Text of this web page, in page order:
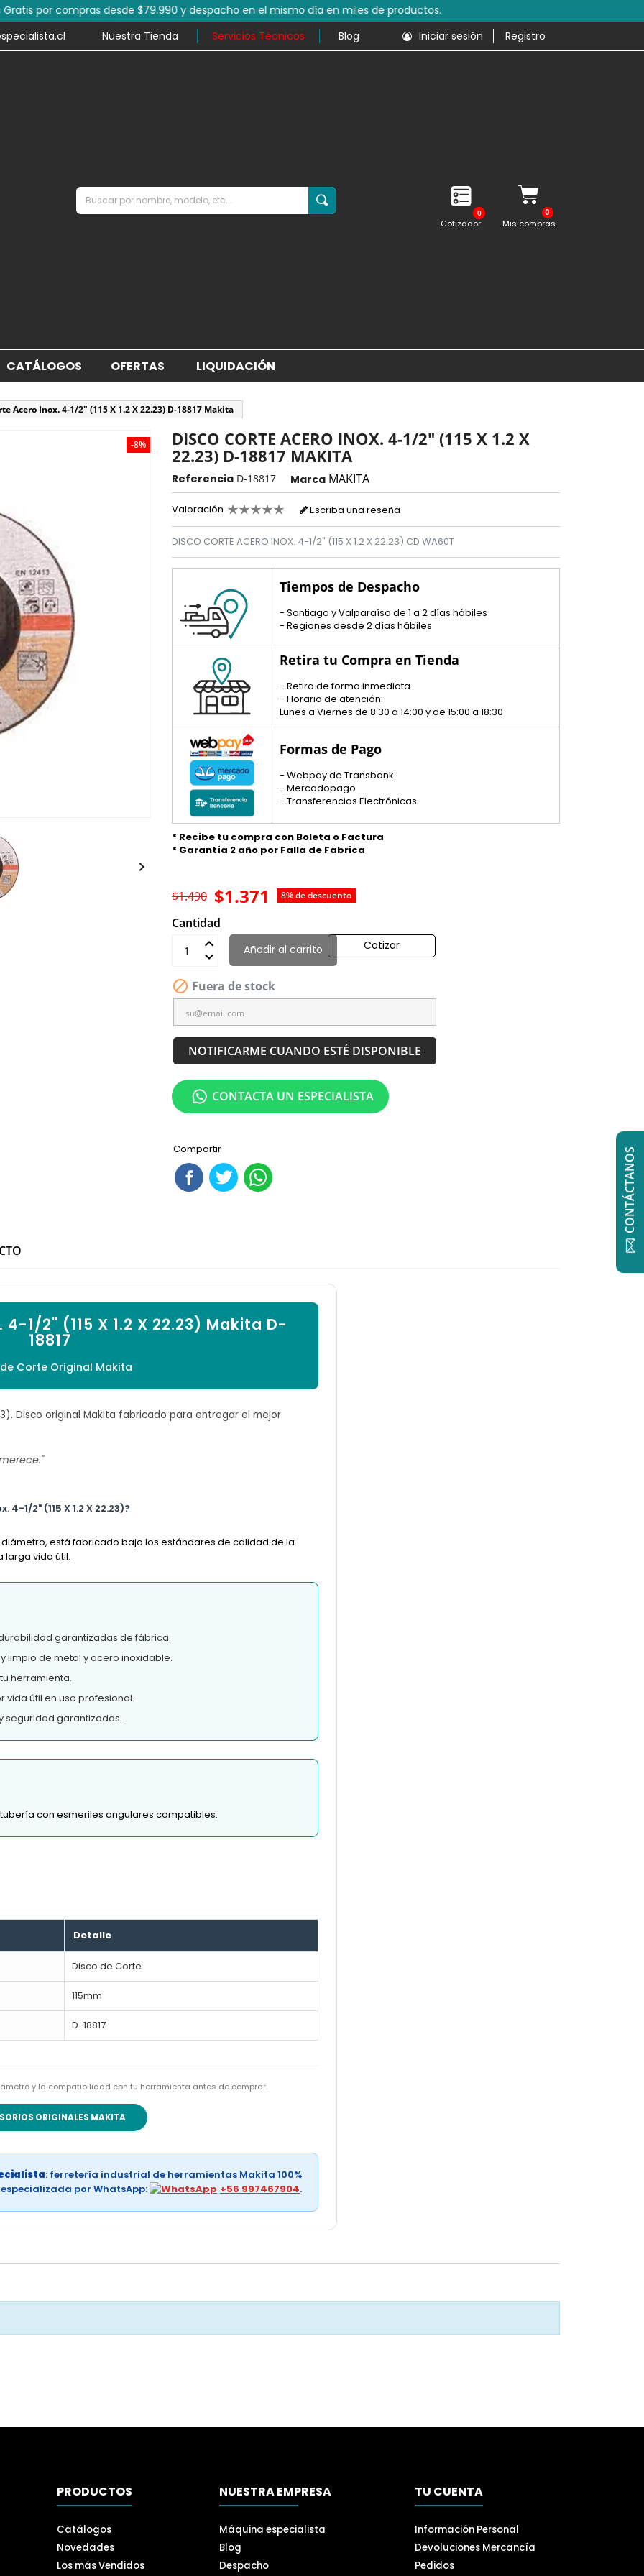
compras desde $79.990 y despacho en el mismo día en miles de productos.
Nuestra Tienda Servicios Técnicos Blog Iniciar sesión Registro
0
Cotizador Mis compras
CATÁLOGOS OFERTAS LIQUIDACIÓN
Acero Inox. 4-1/2" (115 X 1.2 X 22.23) D-18817 Makita
-8%

DISCO CORTE ACERO INOX. 4-1/2" (115 X 1.2 X
22.23) D-18817 MAKITA
Referencia D-18817 Marca MAKITA
Valoración Escriba una reseña
DISCO CORTE ACERO INOX. 4-1/2" (115 X 1.2 X 22.23) CD WA60T
Tiempos de Despacho
- Santiago y Valparaíso de 1 a 2 días hábiles
- Regiones desde 2 días hábiles
Retira tu Compra en Tienda
- Retira de forma inmediata
- Horario de atención:
Lunes a Viernes de 8:30 a 14:00 y de 15:00 a 18:30
Formas de Pago
- Webpay de Transbank
- Mercadopago
- Transferencias Electrónicas
* Recibe tu compra con Boleta o Factura
* Garantía 2 año por Falla de Fabrica
$1.371 8% de descuento
$1.490
Cantidad
Añadir al carrito
 Fuera de stock
Cotizar
NOTIFICARME CUANDO ESTÉ DISPONIBLE
Compartir
CONTACTA UN ESPECIALISTA
1/2" (115 X 1.2 X 22.23) Makita D-
18817
Corte Original Makita
Disco original Makita fabricado para entregar el mejor
1/2" (115 X 1.2 X 22.23)?
diámetro, está fabricado bajo los estándares de calidad de la
larga vida útil.
garantizadas de fábrica.
limpio de metal y acero inoxidable.
herramienta.
vida útil en uso profesional.
seguridad garantizados.
con esmeriles angulares compatibles.
Detalle
Disco de Corte
115mm
D-18817
y la compatibilidad con tu herramienta antes de comprar.
ORIGINALES MAKITA
: ferretería industrial de herramientas Makita 100%
por WhatsApp:
+56 997467904.
PRODUCTOS
Catálogos
Novedades
Los más Vendidos
NUESTRA EMPRESA
Máquina especialista
Blog
Despacho
TU CUENTA
Información Personal
Devoluciones Mercancía
Pedidos
CONTÁCTANOS